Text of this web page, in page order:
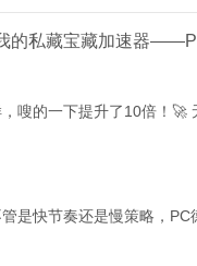
的私藏宝藏加速器
嗖的一下提升了10倍！
是快节奏还是慢策略，